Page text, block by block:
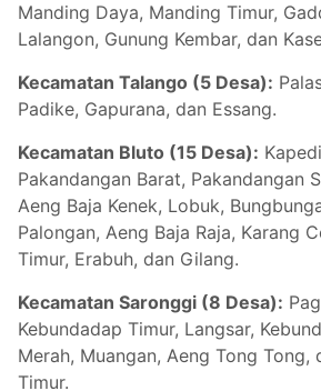
Manding Daya, Manding Timur,
Lalangon, Gunung Kembar, dan
Kecamatan Talango (5 Desa):
Padike, Gapurana, dan Essang.
Kecamatan Bluto (15 Desa):
Pakandangan Barat, Pakandangan
Aeng Baja Kenek, Lobuk,
Palongan, Aeng Baja Raja, Karang
Timur, Erabuh, dan Gilang.
Kecamatan Saronggi (8 Desa):
Kebundadap Timur, Langsar,
Merah, Muangan, Aeng Tong Tong,
Timur.